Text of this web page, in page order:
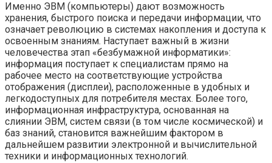
Именно ЭВМ (компьютеры) дают возможность
хранения, быстрого поиска и передачи информации, что
означает революцию в системах накопления и доступа к
освоенным знаниям. Наступает важный в жизни
человечества этап «безбумажной информатики»:
информация поступает к специалистам прямо на
рабочее место на соответствующие устройства
отображения (дисплеи), расположенные в удобных и
легкодоступных для потребителя местах. Более того,
информационная инфраструктура, основанная на
слиянии ЭВМ, систем связи (в том числе космической) и
баз знаний, становится важнейшим фактором в
дальнейшем развитии электронной и вычислительной
техники и информационных технологий.